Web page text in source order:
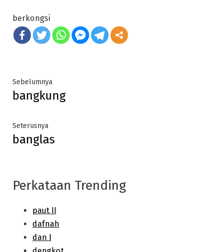
berkongsi
Post
navigation
SebelumnyaPrevious
post:
bangkung
SeterusnyaNext
post:
banglas
Perkataan Trending